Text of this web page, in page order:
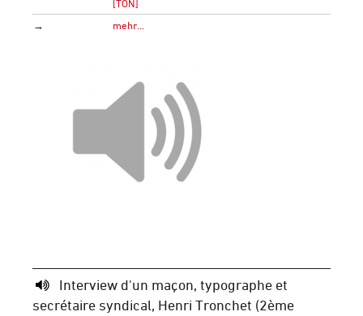
[TON]
→
mehr…
Interview d'un maçon, typographe et
secrétaire syndical, Henri Tronchet (2ème